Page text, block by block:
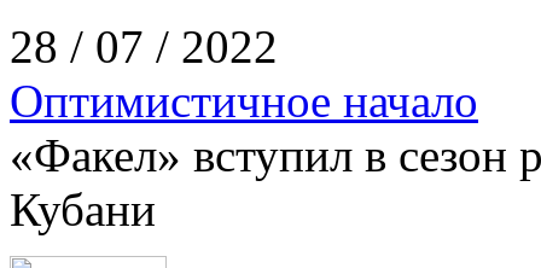
28 / 07 / 2022
Оптимистичное начало
«Факел» вступил в сезон
Кубани